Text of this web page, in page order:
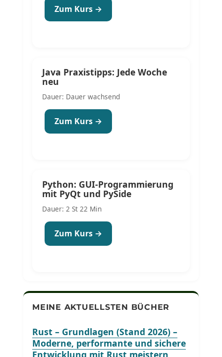
Zum Kurs →
Java Praxistipps: Jede Woche
neu
Dauer: Dauer wachsend
Zum Kurs →
Python: GUI-Programmierung
mit PyQt und PySide
Dauer: 2 St 22 Min
Zum Kurs →
MEINE AKTUELLSTEN BÜCHER
Rust – Grundlagen (Stand 2026) –
Moderne, performante und sichere